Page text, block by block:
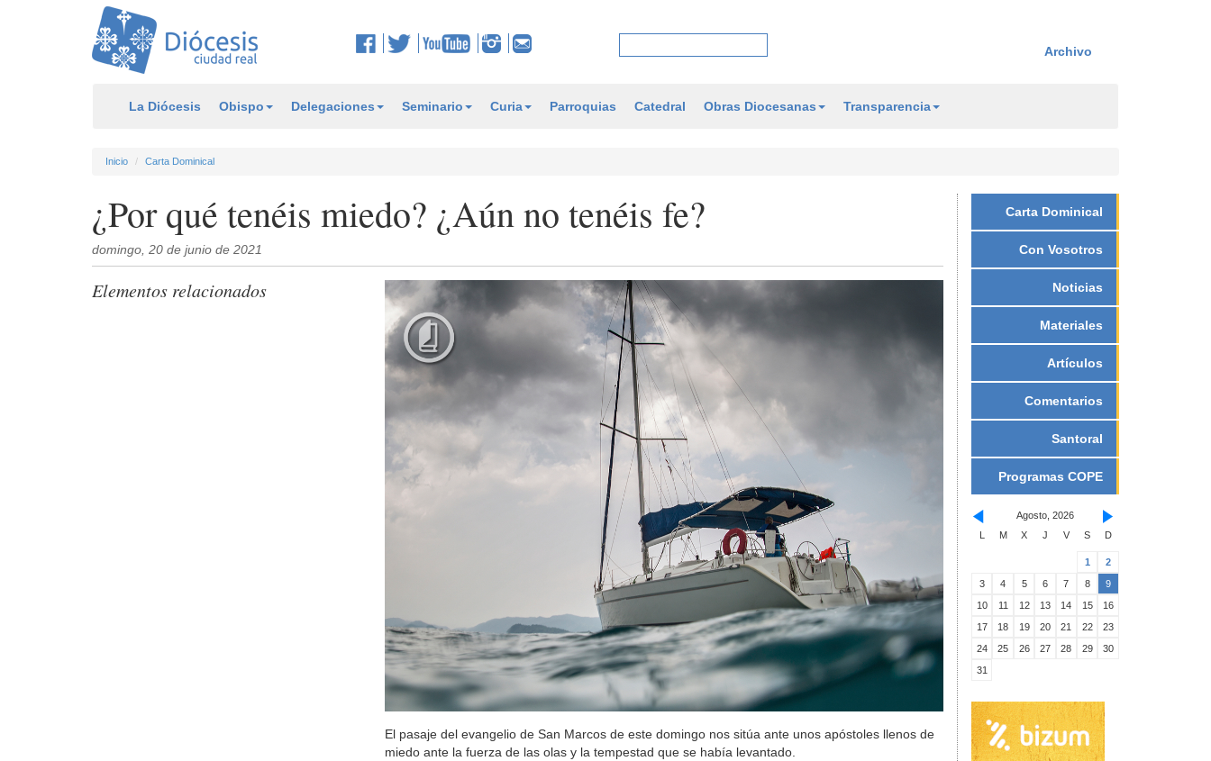
Archivo
La Diócesis Obispo Delegaciones Seminario Curia Parroquias Catedral Obras Diocesanas Transparencia
Inicio Carta Dominical
¿Por qué tenéis miedo? ¿Aún no tenéis fe?
domingo, 20 de junio de 2021
Elementos relacionados
El pasaje del evangelio de San Marcos de este domingo nos sitúa ante unos apóstoles llenos de
miedo ante la fuerza de las olas y la tempestad que se había levantado.
Carta Dominical
Con Vosotros
Noticias
Materiales
Artículos
Comentarios
Santoral
Programas COPE
Agosto, 2026
L
M X J V S D
1
2
3
4 5 6 7 8
9
10
11 12 13 14 15
16
17
18 19 20 21 22
23
24
25 26 27 28 29
30
31